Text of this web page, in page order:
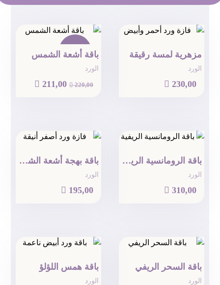
مزهرية لمسة رقيقة
الورد
 230,00
تخفيض!
باقة أشعة الشمس
الورد
220,00
 211,00
باقة الرومانسية الريفية
الورد
 310,00
باقة بهجة أشعة الشمس
الورد
 195,00
باقة السحر الريفي
الورد
باقة همس اللؤلؤ
الورد